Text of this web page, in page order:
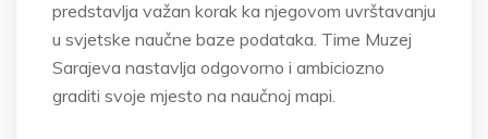
predstavlja važan korak ka njegovom uvrštavanju
u svjetske naučne baze podataka. Time Muzej
Sarajeva nastavlja odgovorno i ambiciozno
graditi svoje mjesto na naučnoj mapi.